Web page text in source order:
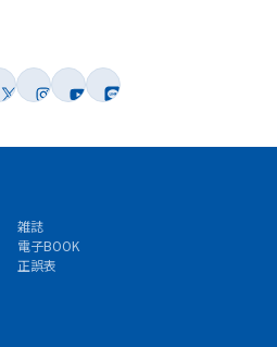
雑誌
電子BOOK
正誤表